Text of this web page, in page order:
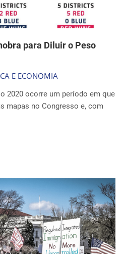
para Diluir o Peso
E ECONOMIA
2020 ocorre um período em que
mapas no Congresso e, com